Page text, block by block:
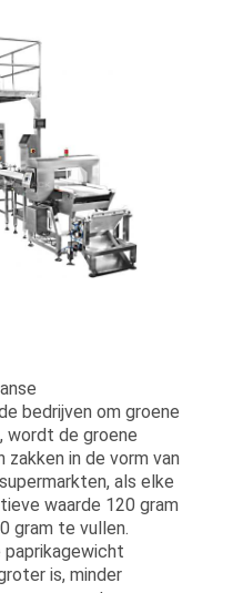
bedrijven om groene
wordt de groene
in de vorm van
als elke
waarde 120 gram
gram te vullen.
paprikagewicht
is, minder